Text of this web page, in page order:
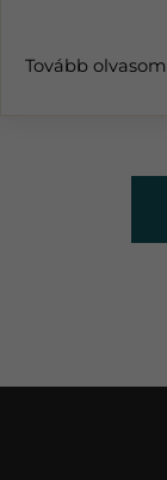
Tovább olvasom